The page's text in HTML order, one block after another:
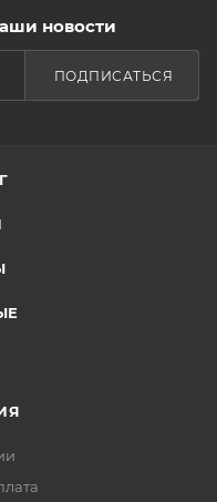
новости
ПОДПИСАТЬСЯ